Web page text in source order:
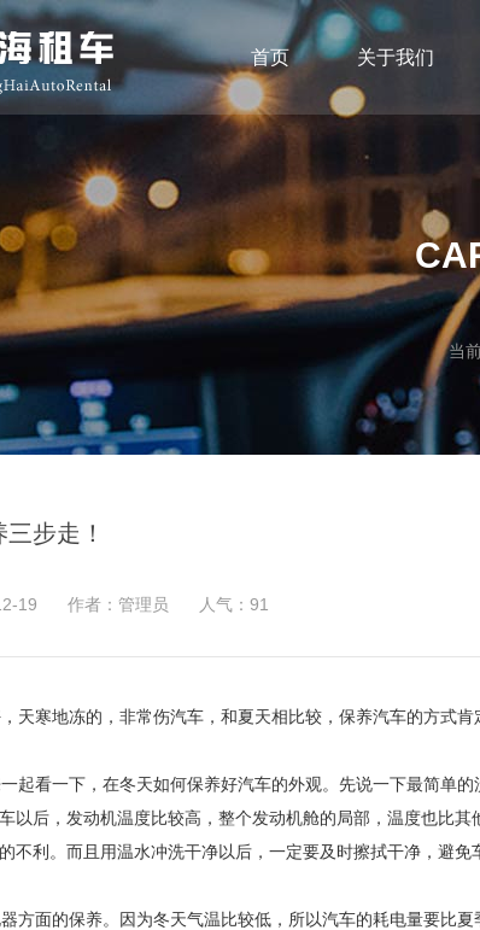
首页 关于我们
当
步走！
19 作者：管理员 人气： 91
天寒地冻的，非常伤汽车，和夏天相比较，保养汽车的方式
起看一下，在冬天如何保养好汽车的外观。先说一下最简单
以后，发动机温度比较高，整个发动机舱的局部，温度也比
不利。而且用温水冲洗干净以后，一定要及时擦拭干净，避
方面的保养。因为冬天气温比较低，所以汽车的耗电量要比